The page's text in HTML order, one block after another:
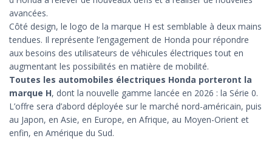
avancées.
Côté design, le logo de la marque H est semblable à deux mains
tendues. Il représente l’engagement de Honda pour répondre
aux besoins des utilisateurs de véhicules électriques tout en
augmentant les possibilités en matière de mobilité.
Toutes les automobiles électriques Honda porteront la
marque H, dont la nouvelle gamme lancée en 2026 : la Série 0.
L’offre sera d’abord déployée sur le marché nord-américain, puis
au Japon, en Asie, en Europe, en Afrique, au Moyen-Orient et
enfin, en Amérique du Sud.